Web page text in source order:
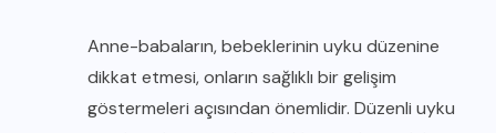
Anne-babaların, bebeklerinin uyku düzenine
dikkat etmesi, onların sağlıklı bir gelişim
göstermeleri açısından önemlidir. Düzenli uyku